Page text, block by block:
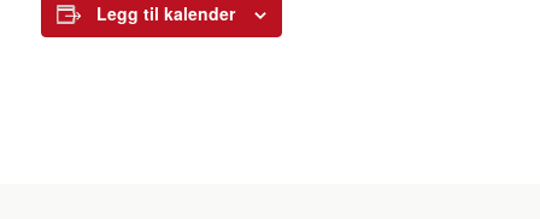
Legg til kalender